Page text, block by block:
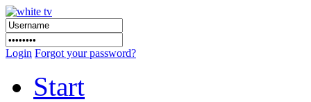
Login Forgot your password?
Start